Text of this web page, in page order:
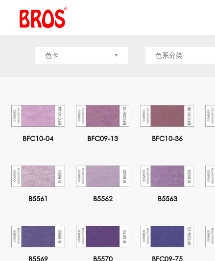
色卡 色系分类
BFC10-04 BFC09-13 BFC10-36
B5561 B5562 B5563
B5569 B5570 BFC09-75